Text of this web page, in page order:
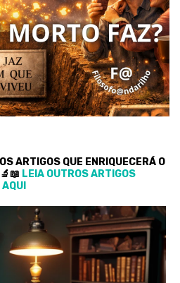
ARTIGOS QUE ENRIQUECERÁ O
LEIA OUTROS ARTIGOS
AQUI